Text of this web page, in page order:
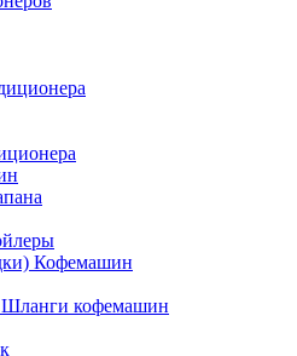
Кофемашин
Шланги кофемашин